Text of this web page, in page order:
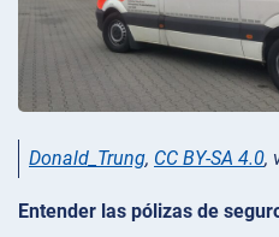
Donald_Trung, CC BY-SA 4.0,
Entender las pólizas de